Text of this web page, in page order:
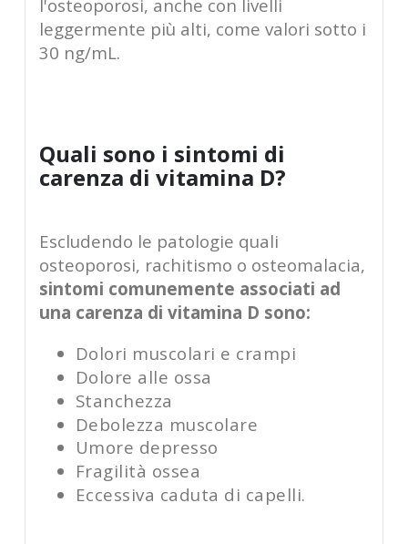
l'osteoporosi, anche con livelli
leggermente più alti, come valori sotto i
30 ng/mL.
Quali sono i sintomi di
carenza di vitamina D?
Escludendo le patologie quali
osteoporosi, rachitismo o osteomalacia,
sintomi comunemente associati ad
una carenza di vitamina D sono:
Dolori muscolari e crampi
Dolore alle ossa
Stanchezza
Debolezza muscolare
Umore depresso
Fragilità ossea
Eccessiva caduta di capelli.